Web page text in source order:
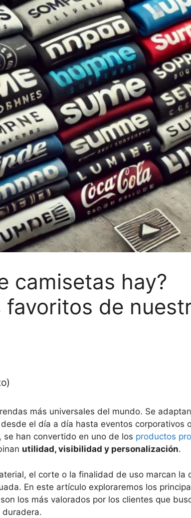
camisetas hay?
favoritos de
más universales del mundo. Se
el día a día hasta eventos corporativos
han convertido en uno de los productos
utilidad, visibilidad y personalización.
el corte o la finalidad de uso marcan la
En este artículo exploraremos los
los más valorados por los clientes que